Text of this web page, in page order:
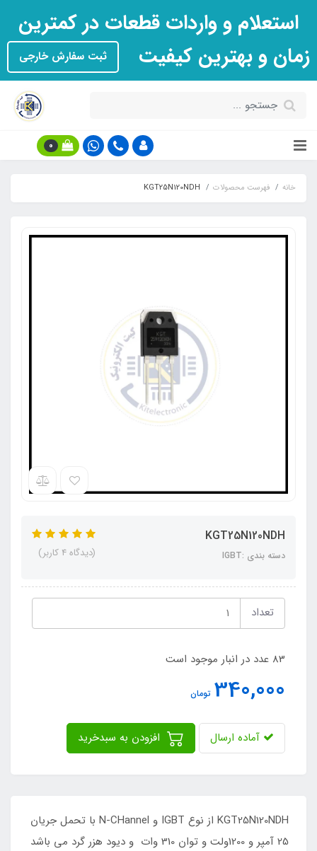
استعلام و واردات قطعات در کمترین
زمان و بهترین کیفیت
ثبت سفارش خارجی
0
خانه فهرست محصولات KGT25N120NDH
KGT25N120NDH
دسته بندی :IGBT (دیدگاه 4 کاربر)
تعداد
83 عدد در انبار موجود است
340,000 تومان
آماده ارسال
KGT25N120NDH از نوع IGBT و N-CHannel با تحمل جریان
25 آمپر و 1200ولت و توان 310 وات و دیود هزر گرد می باشد